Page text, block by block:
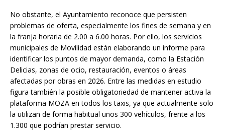
No obstante, el Ayuntamiento reconoce que persisten
problemas de oferta, especialmente los fines de semana y en
la franja horaria de 2.00 a 6.00 horas. Por ello, los servicios
municipales de Movilidad están elaborando un informe para
identificar los puntos de mayor demanda, como la Estación
Delicias, zonas de ocio, restauración, eventos o áreas
afectadas por obras en 2026. Entre las medidas en estudio
figura también la posible obligatoriedad de mantener activa la
plataforma MOZA en todos los taxis, ya que actualmente solo
la utilizan de forma habitual unos 300 vehículos, frente a los
1.300 que podrían prestar servicio.